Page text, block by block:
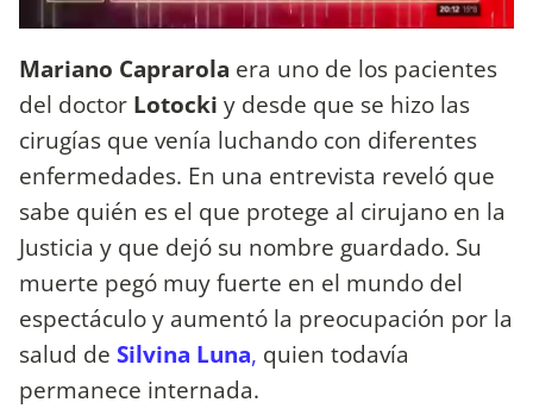
Mariano Caprarola era uno de los pacientes
del doctor Lotocki y desde que se hizo las
cirugías que venía luchando con diferentes
enfermedades. En una entrevista reveló que
sabe quién es el que protege al cirujano en la
Justicia y que dejó su nombre guardado. Su
muerte pegó muy fuerte en el mundo del
espectáculo y aumentó la preocupación por la
salud de Silvina Luna, quien todavía
permanece internada.